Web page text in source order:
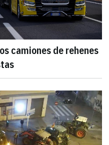
camiones de rehenes